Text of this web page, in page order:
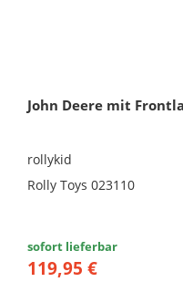
John Deere mit
rollykid
Rolly Toys 023110
sofort lieferbar
119,95 €